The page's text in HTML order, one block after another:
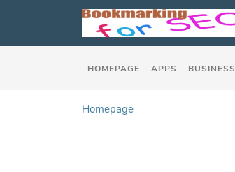
HOMEPAGE APPS BUSINESS
Homepage